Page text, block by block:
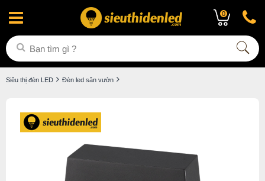
0
Siêu thị đèn LED Đèn led sân vườn